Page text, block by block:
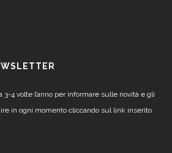
4 volte l’anno per informare sulle novità e gli
in ogni momento cliccando sul link inserito